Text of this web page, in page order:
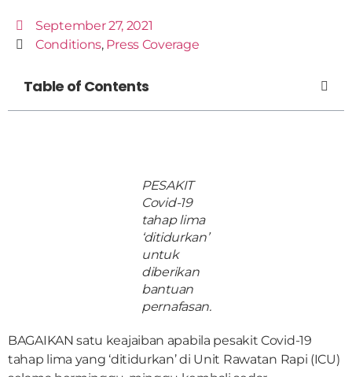
September 27, 2021
Conditions, Press Coverage
Table of Contents
PESAKIT
Covid-19
tahap lima
‘ditidurkan’
untuk
diberikan
bantuan
pernafasan.
BAGAIKAN satu keajaiban apabila pesakit Covid-19
tahap lima yang ‘ditidurkan’ di Unit Rawatan Rapi (ICU)